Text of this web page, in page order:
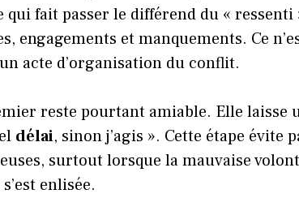
qui fait passer le différend du «
engagements et manquements. Ce
acte d’organisation du conflit.
reste pourtant amiable. Elle laisse
délai, sinon j’agis ». Cette étape évite
surtout lorsque la mauvaise
enlisée.